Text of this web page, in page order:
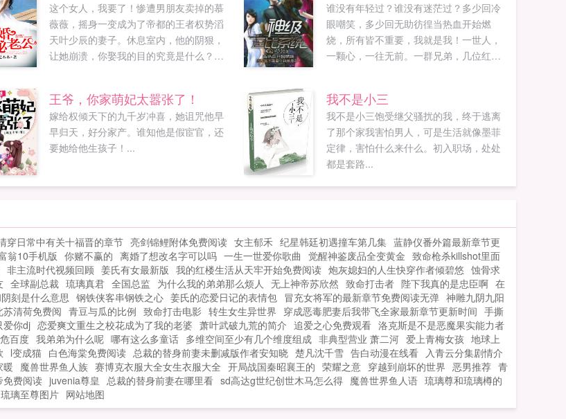
这个女人，我要了！惨遭男朋友卖掉的慕
薇薇，摇身一变成为了帝都的王者权势滔
天叶少辰的妻子。休息室内，他的阴狠，
让她崩溃，你娶我的目的究竟是什么？男
他的腿！我的女人只有我能欺负，谁敢动
她一根汗毛，就是找死！谁准你晚上不...
谁没有年轻过？谁没有迷茫过？多少回冷
眼嘲笑，多少回无助彷徨当热血开始燃
烧，所有皆不重要，我就是我！一世人，
一颗心，一往无前。一群兄弟，几位红
手封苍天。张龙，一个满嘴瞎话，所有人
眼中离开了老爸就只能饿死的废物，当一
个神秘的炙剑系统，带着一...
王爷，你家萌妃太嚣张了！
嫁给权倾天下的九千岁冲喜，她诅咒他早
早归天，好分家产。谁知他是假宦官，还
要她给他生孩子！...
我不是小三
我不是小三饱受继父骚扰的我，终于逃离
了那个家我害怕男人，可是生活就像墨菲
定律，害怕什么来什么。初入职场，处处
都是套路...
穿日常中有关十福晋的章节 亮剑锦鲤附体免费阅读 女主郁禾 纪星韩廷初遇撞车第几集 蓝静仪番外篇最新章节更
翁10手机版 你赌不赢的 离婚了想改名字可以吗 一生一世爱你歌曲 觉醒神鉴废品全变黄金 致命枪杀killshot里面
非主流时代视频回顾 姜氏有女最新版 我的红楼生活从天牢开始免费阅读 炮灰媳妇的人生快穿作者倾碧悠 蚀骨求
全球副总裁 琉璃真君 全国总监 为什么我的弟弟那么烦人 无上神帝苏欣然 致命打击者 陛下我真的是忠臣啊 在
刻是什么意思 钢铁侠客串钢铁之心 姜氏的恋爱日记的表情包 冒充女将军的最新章节免费阅读无弹 神雕九阴九阳
苏清荷免费阅 青豆与瓜的比例 致命打击电影 转生女生异世界 穿成恶毒肥妻后我带飞全家最新章节更新时间 手撕
爱你dj 恋爱爽文重生之校花成为了我的老婆 萧叶武破九荒的简介 追爱之心免费观看 洛克斯是不是恶魔果实能力者
百度 我弟弟为什么呢 哪有这么多童话 多维空间至少有几个维度组成 非典型营业 萧二河 爱上青梅女孩 地球上
l变成猫 白色海棠免费阅读 总裁的替身前妻未删减版作者安知晓 楚凡沈千雪 告白动漫在线看 入青云分集剧情介
暖 魔兽世界鱼人族 赛博克衣服大全女生衣服大全 开局战国秦昭襄王的 荣耀之意 穿越到崩坏的世界 恶男推荐 青
免费阅读 juvenia尊皇 总裁的替身前妻在哪里看 sd高达g世纪创世木马怎么得 魔兽世界鱼人语 琉璃尊和琉璃樽的
琉璃至尊图片 网站地图